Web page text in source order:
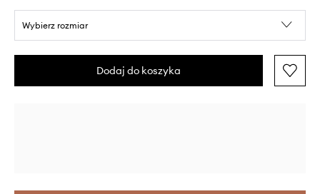
Wybierz rozmiar
Dodaj do koszyka